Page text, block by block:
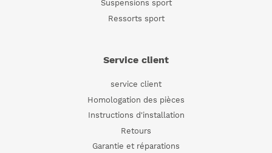
Suspensions sport
Ressorts sport
Service client
service client
Homologation des pièces
Instructions d'installation
Retours
Garantie et réparations